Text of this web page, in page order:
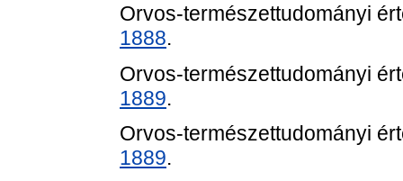
Orvos-természettudományi
1888.
Orvos-természettudományi
1889.
Orvos-természettudományi
1889.